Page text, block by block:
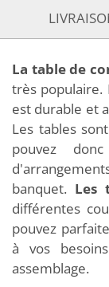
La table de
très populaire.
est durable et
Les tables
pouvez
banquet. Les
différentes
pouvez
à vos
assemblage.